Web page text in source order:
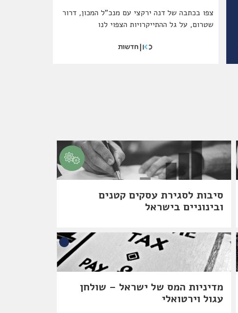
צפו בכתבה של דנה ירקצי עם מנכ"ל המכון, דרור
שטרום, על גל ההתייקרויות הצפוי לנו
סיבות לסגירת עסקים קטנים
ובינוניים בישראל
מדיניות המס של ישראל – שולחן
עגול וירטואלי